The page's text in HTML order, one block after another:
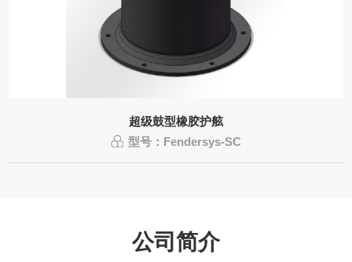
超级鼓型橡胶护舷
型号：Fendersys-SC
公司简介